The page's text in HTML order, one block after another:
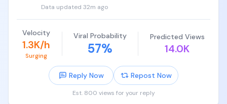
指望复刻国内餐饮、房地产、商业地产、零售的时代
红利，开个饭馆奶茶店咖啡店躺着数钱，未来已经完
全不现实了；
4. 看清华大学本科生们用脚投票的选择。过去10年
来，清华本科生们几乎绝大多数都最积极抢计算机专
配合之前的量化，现在本地跑这个模型已经能达到相
当可观的速度。
开源模型一边在能力上追赶，一边在本地推理效率上
持续被社区压榨性能。
速度和精度能同时保住，对真正想本地部署的人来说
意义很大。
Data updated 32m ago
Velocity
1.3K/h
Surging
Viral Probability
57%
Predicted Views
14.0K
Reply Now Repost Now
Est. 800 views for your reply